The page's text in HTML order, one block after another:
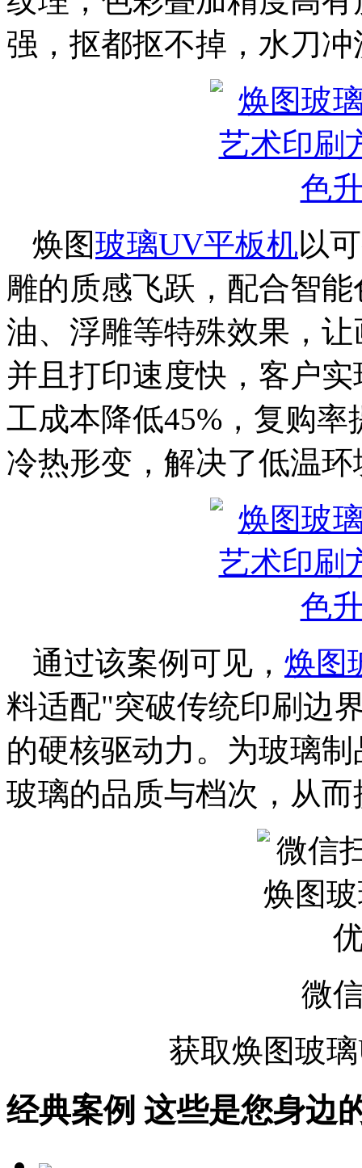
强，抠都抠不掉，水刀
焕图玻璃UV平板机以
雕的质感飞跃，配合智
油、浮雕等特殊效果，
并且打印速度快，客户
工成本降低45%，复购
冷热形变，解决了低温
通过该案例可见， 焕图
料适配"突破传统印刷边
的硬核驱动力。为玻璃
玻璃的品质与档次，从
微
获取焕图玻
经典案例 这些是您身边